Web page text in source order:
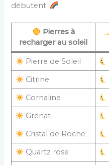
débutent.
Pierres à
recharger au soleil
Pierre de Soleil
Citrine
Cornaline
Grenat
Cristal de Roche
Quartz rose